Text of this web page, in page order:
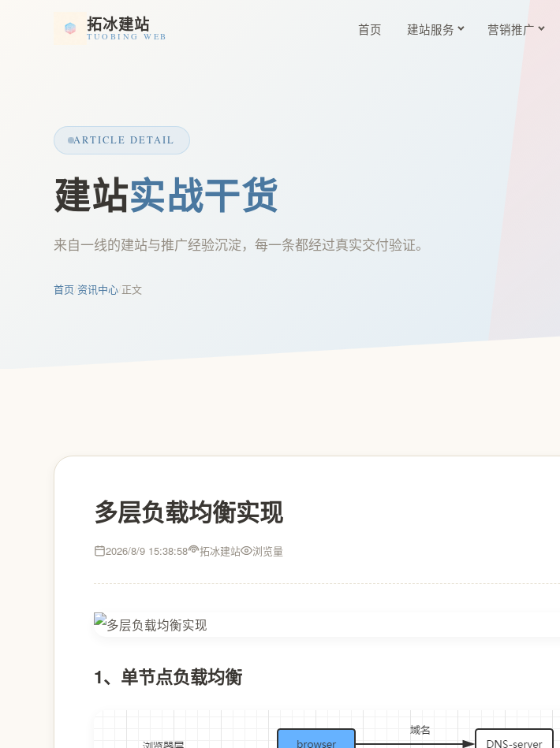
拓冰建站
TUOBING WEB 首页 建站服务 营销推广
ARTICLE DETAIL
建站实战干货
来自一线的建站与推广经验沉淀，每一条都经过真实交付验证。
首页/资讯中心/正文
多层负载均衡实现
2026/8/9 15:38:58 拓冰建站 浏览量
1、单节点负载均衡